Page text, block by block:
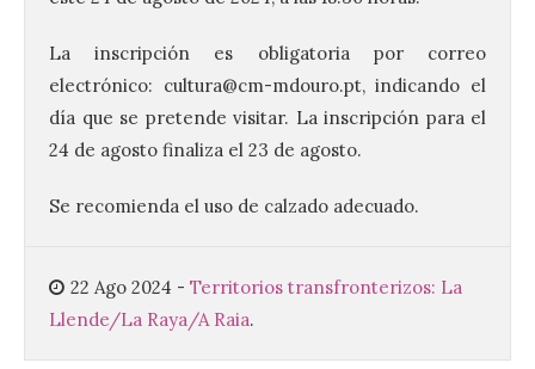
La inscripción es obligatoria por correo
electrónico: cultura@cm-mdouro.pt, indicando el
día que se pretende visitar. La inscripción para el
24 de agosto finaliza el 23 de agosto.
Se recomienda el uso de calzado adecuado.
22 Ago 2024 - Territorios transfronterizos: La
Llende/La Raya/A Raia.
agosto en la Plaza Mayor.
6 Ago 2026
Se celebrará el próximo
partir de las 23:00 horas,
acogido esta mañana la presentación
oficial del Festival One […]